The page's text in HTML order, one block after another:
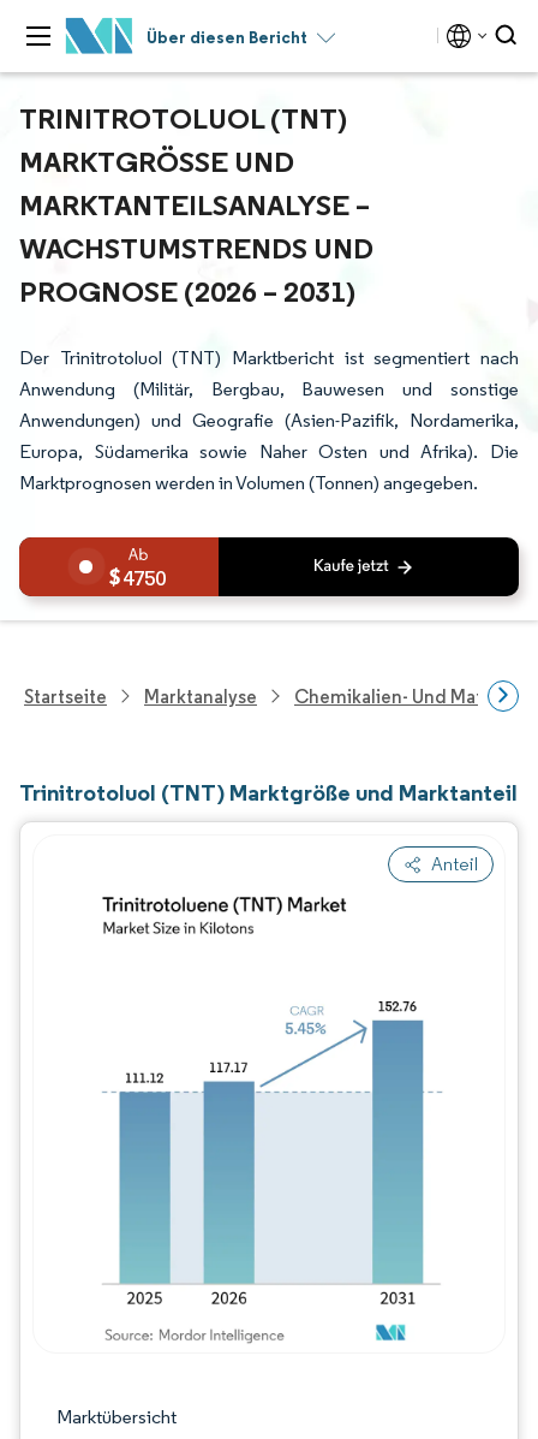
Über diesen Bericht
TRINITROTOLUOL (TNT)
MARKTGRÖSSE UND M
ARKTANTEILSANALYSE – W
ACHSTUMSTRENDS UND P
ROGNOSE (2026 – 2031)
Der Trinitrotoluol (TNT) Marktbericht ist segmentiert nach
Anwendung (Militär, Bergbau, Bauwesen und sonstige
Anwendungen) und Geografie (Asien-Pazifik, Nordamerika,
Europa, Südamerika sowie Naher Osten und Afrika). Die
Marktprognosen werden in Volumen (Tonnen) angegeben.
4750
Startseite Marktanalyse Chemikalien- Und
Trinitrotoluol (TNT) Marktgröße und Marktanteil
Anteil
Marktübersicht